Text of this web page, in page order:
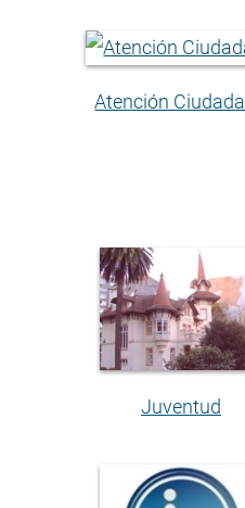
Atención
Juventud